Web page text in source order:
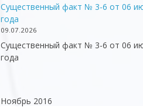
Существенный факт № 3-6 от 06
года
09.07.2026
Существенный факт № 3-6 от 06
года
Ноябрь 2016